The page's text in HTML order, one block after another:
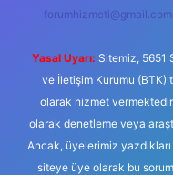
forumhizmeti@gmail.com
Yasal Uyarı: Sitemiz, 5651
ve İletişim Kurumu (BTK)
olarak hizmet
olarak denetleme veya
Ancak, üyelerimiz
siteye üye olarak bu